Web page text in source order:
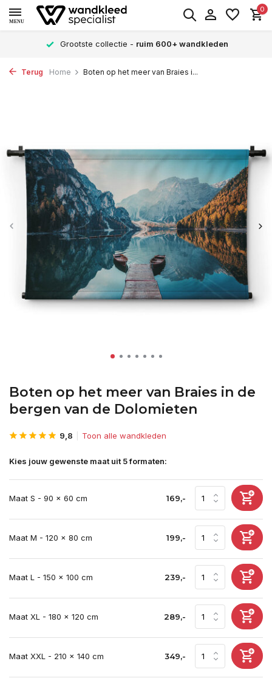
MENU
0
Grootste collectie - ruim 600+ wandkleden
Terug Home Boten op het meer van Braies i...
Boten op het meer van Braies in de
bergen van de Dolomieten
9,8 Toon alle wandkleden
Kies jouw gewenste maat uit 5 formaten:
Maat S - 90 x 60 cm 169,-
Maat M - 120 x 80 cm 199,-
Maat L - 150 x 100 cm 239,-
Maat XL - 180 x 120 cm 289,-
Maat XXL - 210 x 140 cm 349,-